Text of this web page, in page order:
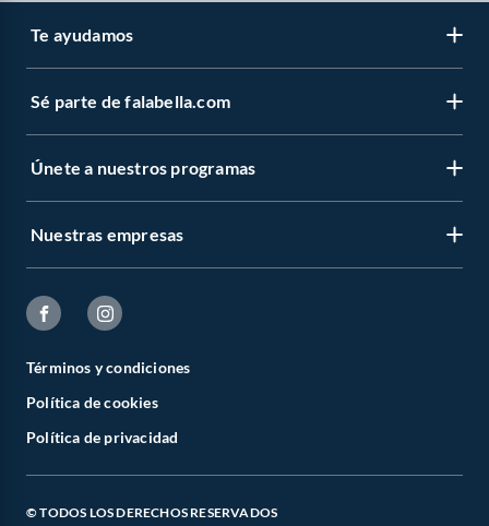
Te ayudamos
Sé parte de falabella.com
Únete a nuestros programas
Nuestras empresas
Términos y condiciones
Política de cookies
Política de privacidad
© TODOS LOS DERECHOS RESERVADOS